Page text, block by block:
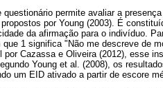
questionário permite avaliar a
por Young (2003). É
da afirmação para o indivíduo.
1 significa "Não me descreve de
Cazassa e Oliveira (2012), esse
Young et al. (2008), os
um EID ativado a partir de escore